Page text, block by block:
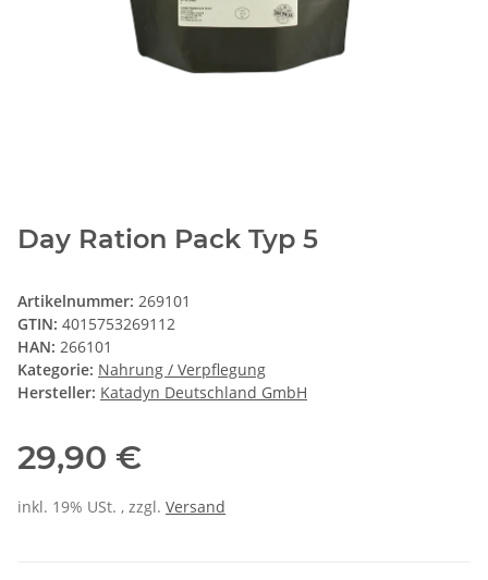
Day Ration Pack Typ 5
Artikelnummer: 269101
GTIN: 4015753269112
HAN: 266101
Kategorie: Nahrung / Verpflegung
Hersteller: Katadyn Deutschland GmbH
29,90 €
inkl. 19% USt. , zzgl. Versand